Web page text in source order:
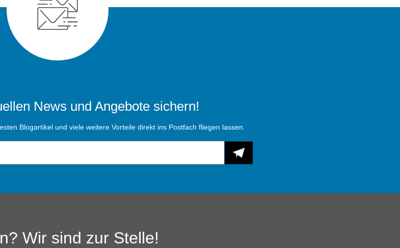
News und Angebote sichern!
Blogartikel und viele weitere Vorteile direkt ins Postfach fliegen lassen.
Wir sind zur Stelle!